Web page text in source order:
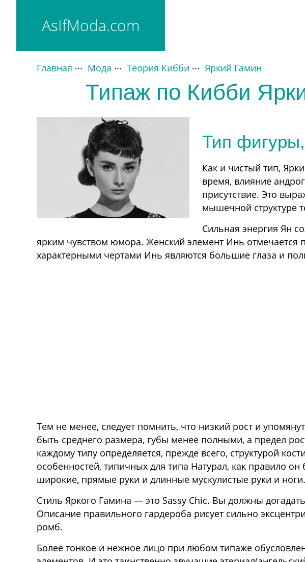
AsIfModa.com
Основные типажи
Гамин
Смешанные
Драматик Классик
Софт Драматик
Софт Гамин
Театральный
Яркий Натурал
Яркий Гамин
Главная Мода Теория Кибби Яркий Гамин
Типаж по Кибби
Тип
Как и чистый тип,
время, влияние
присутствие. Это
мышечной структуре
Сильная энергия Ян
ярким чувством юмора. Женский элемент Инь отмечается
характерными чертами Инь являются большие глаза и
Тем не менее, следует помнить, что низкий рост и
быть среднего размера, губы менее полными, а предел
каждому типу определяется, прежде всего, структурой
особенностей, типичных для типа Натурал, как правило
широкие, прямые руки и длинные мускулистые руки и ноги.
Стиль Яркого Гамина — это Sassy Chic. Вы должны
Описание правильного гардероба рисует сильно
ромб.
Более тонкое и нежное лицо при любом типаже